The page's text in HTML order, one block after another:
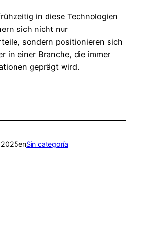
in diese Technologien
sich nicht nur
sondern positionieren sich
in einer Branche, die immer
geprägt wird.
2025enSin categoría